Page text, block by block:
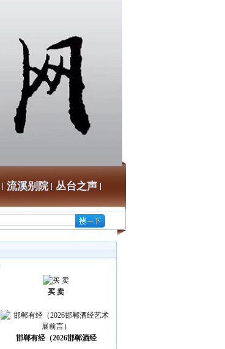
流溪别院 丛台之声
买 卖
邯郸有经（2026邯郸酒经